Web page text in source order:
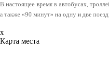
В настоящее время в автобусах,
а также «90 минут» на одну и две
x
Карта места